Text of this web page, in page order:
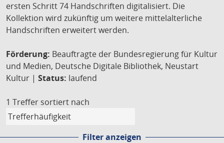
ersten Schritt 74 Handschriften digitalisiert. Die
Kollektion wird zukünftig um weitere mittelalterliche
Handschriften erweitert werden.
Förderung: Beauftragte der Bundesregierung für Kultur
und Medien, Deutsche Digitale Bibliothek, Neustart
Kultur | Status: laufend
1 Treffer sortiert nach
Filter anzeigen